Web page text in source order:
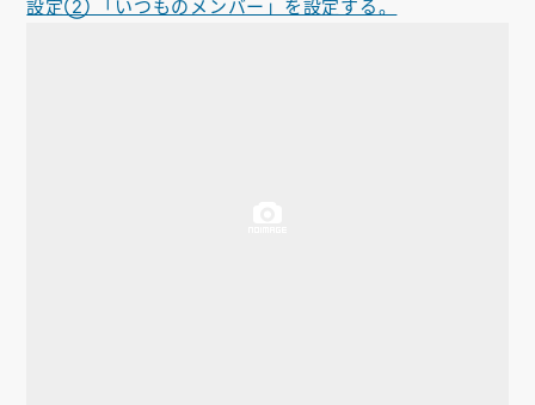
設定② 「いつものメンバー」を設定する。